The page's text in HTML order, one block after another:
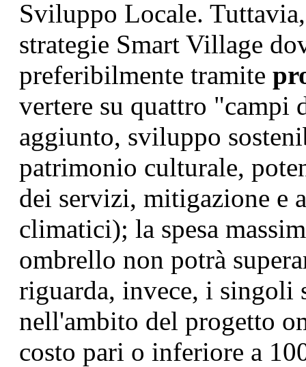
Sviluppo Locale.
strategie Smart Village
preferibilmente tramite
vertere su quattro "campi
aggiunto, sviluppo
patrimonio culturale,
dei servizi, mitigazione e
climatici); la spesa
ombrello non potrà
riguarda, invece, i singoli
nell'ambito del progetto
costo pari o inferiore a